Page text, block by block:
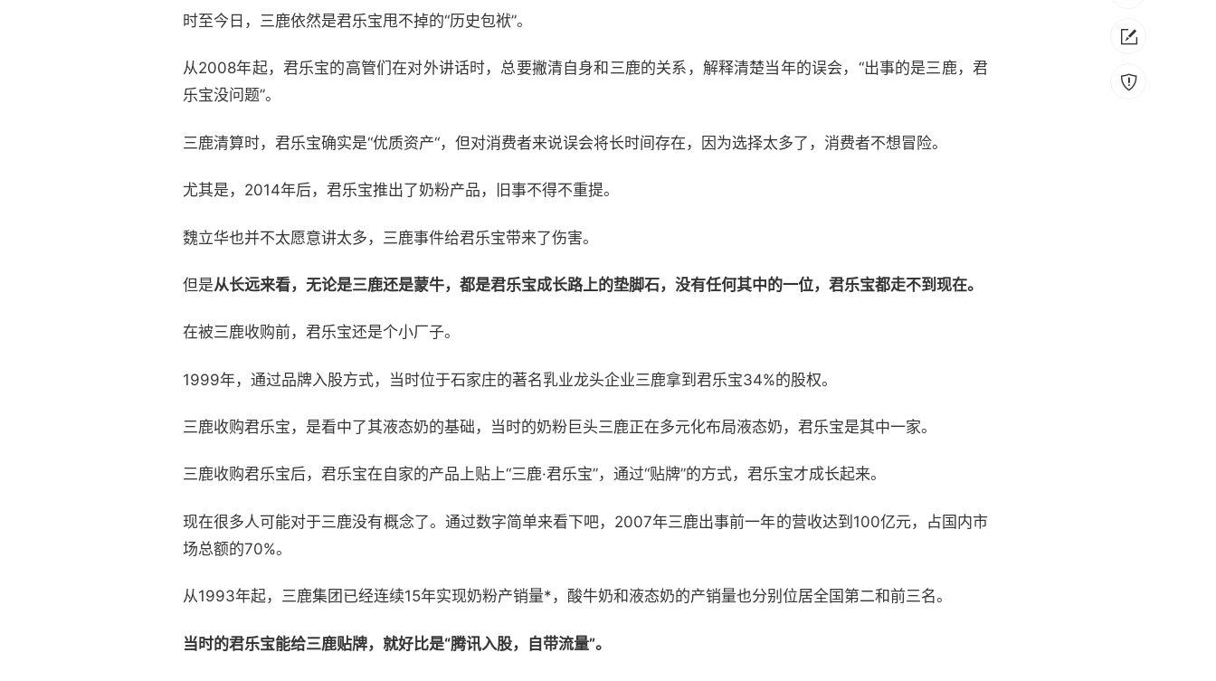
时至今日，三鹿依然是君乐宝甩不掉的“历史包袱”。
从2008年起，君乐宝的高管们在对外讲话时，总要撇清自身和三鹿的关系，解释清楚当年的误会，“出事的是三鹿，君
乐宝没问题”。
三鹿清算时，君乐宝确实是“优质资产“，但对消费者来说误会将长时间存在，因为选择太多了，消费者不想冒险。
尤其是，2014年后，君乐宝推出了奶粉产品，旧事不得不重提。
魏立华也并不太愿意讲太多，三鹿事件给君乐宝带来了伤害。
但是从长远来看，无论是三鹿还是蒙牛，都是君乐宝成长路上的垫脚石，没有任何其中的一位，君乐宝都走不到现在。
在被三鹿收购前，君乐宝还是个小厂子。
1999年，通过品牌入股方式，当时位于石家庄的著名乳业龙头企业三鹿拿到君乐宝34%的股权。
三鹿收购君乐宝，是看中了其液态奶的基础，当时的奶粉巨头三鹿正在多元化布局液态奶，君乐宝是其中一家。
三鹿收购君乐宝后，君乐宝在自家的产品上贴上“三鹿·君乐宝”，通过“贴牌”的方式，君乐宝才成长起来。
现在很多人可能对于三鹿没有概念了。通过数字简单来看下吧，2007年三鹿出事前一年的营收达到100亿元，占国内市
场总额的70%。
从1993年起，三鹿集团已经连续15年实现奶粉产销量*，酸牛奶和液态奶的产销量也分别位居全国第二和前三名。
当时的君乐宝能给三鹿贴牌，就好比是“腾讯入股，自带流量”。